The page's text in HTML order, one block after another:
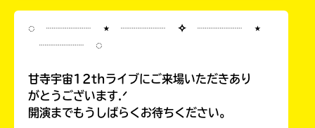
◌ ┈┈┈┈ ⋆ ┈┈┈┈ ✧ ┈┈┈┈ ⋆
┈┈┈┈ ◌
甘寺宇宙12thライブにご来場いただきあり
がとうございます.ᐟ
開演までもうしばらくお待ちください。